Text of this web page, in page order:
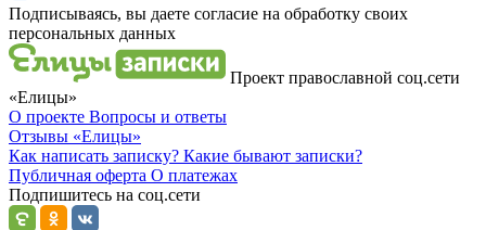
Подписываясь, вы даете согласие на обработку своих
персональных данных
Проект православной соц.сети
«Елицы»
О проекте Вопросы и ответы
Отзывы «Елицы»
Как написать записку? Какие бывают записки?
Публичная оферта О платежах
Подпишитесь на соц.сети